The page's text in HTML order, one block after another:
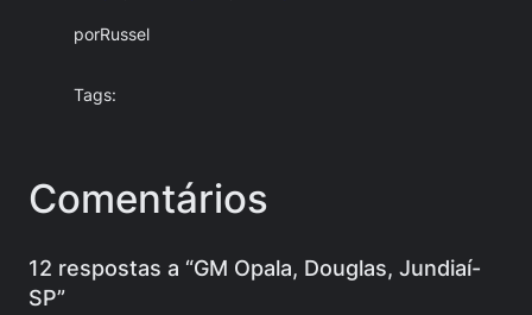
porRussel
Tags:
Comentários
12 respostas a “GM Opala, Douglas, Jundiaí-
SP”